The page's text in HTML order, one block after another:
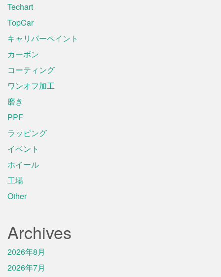
Techart
TopCar
キャリパーペイント
カーボン
コーティング
ワンオフ加工
磨き
PPF
ラッピング
イベント
ホイール
工場
Other
Archives
2026年8月
2026年7月